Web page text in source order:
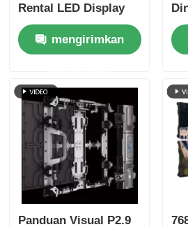
Rental LED Display
untuk Acara Pameran,
7680Hz No Black
Screen CE
mengirimkan
Panduan Visual P2.9